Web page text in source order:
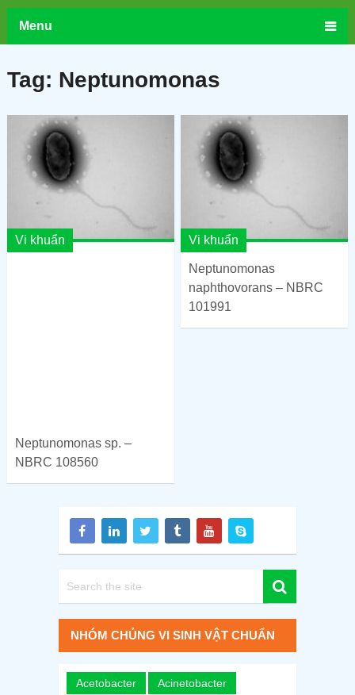
Menu
Tag: Neptunomonas
Vi khuẩn
Neptunomonas sp. –
NBRC 108560
Vi khuẩn
Neptunomonas
naphthovorans – NBRC
101991
NHÓM CHỦNG VI SINH VẬT CHUẨN
Acetobacter
Acinetobacter